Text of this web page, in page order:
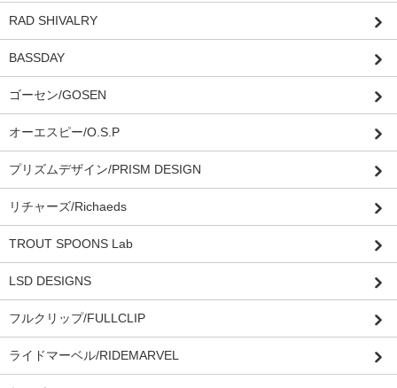
RAD SHIVALRY
BASSDAY
ゴーセン/GOSEN
オーエスピー/O.S.P
プリズムデザイン/PRISM DESIGN
リチャーズ/Richaeds
TROUT SPOONS Lab
LSD DESIGNS
フルクリップ/FULLCLIP
ライドマーベル/RIDEMARVEL